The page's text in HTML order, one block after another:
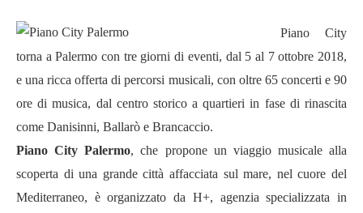
Piano City
torna a Palermo con tre giorni di eventi, dal 5 al 7 ottobre 2018,
e una ricca offerta di percorsi musicali, con oltre 65 concerti e 90
ore di musica, dal centro storico a quartieri in fase di rinascita
come Danisinni, Ballarò e Brancaccio.
Piano City Palermo, che propone un viaggio musicale alla
scoperta di una grande città affacciata sul mare, nel cuore del
Mediterraneo, è organizzato da H+, agenzia specializzata in